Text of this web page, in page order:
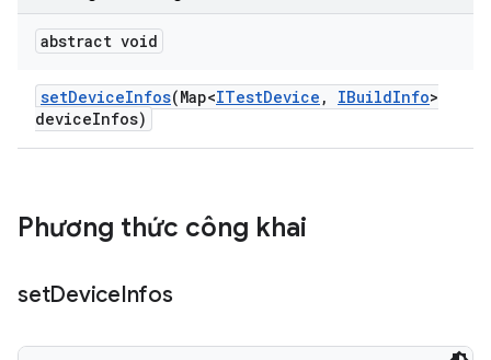
abstract void
setDeviceInfos(Map<ITestDevice , IBuildInfo>
deviceInfos)
Phương thức công khai
setDeviceInfos